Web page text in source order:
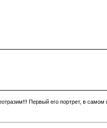
Первый его портрет, в